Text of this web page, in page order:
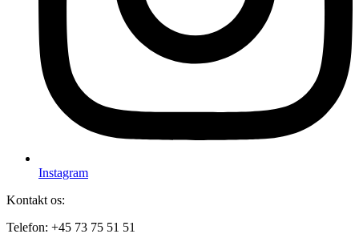
Instagram
Kontakt os:
Telefon: +45 73 75 51 51